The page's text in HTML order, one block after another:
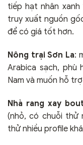
tiếp hạt nhân
truy xuất nguồn
để có giá tốt hơn.
Nông trại Sơn La:
Arabica sạch, phù
Nam và muốn hỗ
Nhà rang xay
(nhỏ, có chuỗi thử
thử nhiều profile